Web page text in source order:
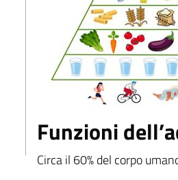
Funzioni
Circa il 60% del corpo